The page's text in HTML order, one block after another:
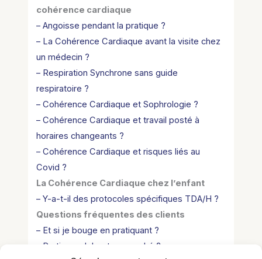
cohérence cardiaque
– Angoisse pendant la pratique ?
– La Cohérence Cardiaque avant la visite chez
un médecin ?
– Respiration Synchrone sans guide
respiratoire ?
– Cohérence Cardiaque et Sophrologie ?
– Cohérence Cardiaque et travail posté à
horaires changeants ?
– Cohérence Cardiaque et risques liés au
Covid ?
La Cohérence Cardiaque chez l’enfant
– Y-a-t-il des protocoles spécifiques TDA/H ?
Questions fréquentes des clients
– Et si je bouge en pratiquant ?
– Pratiquer debout ou couché ?